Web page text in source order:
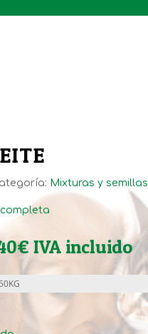
Mixturas y semillas
€Rango
de
precios:
desde
1,95€
IVA incluido